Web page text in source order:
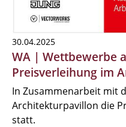
30.04.2025
WA | Wettbewerbe
Preisverleihung im
In Zusammenarbeit mit
Architekturpavillon die
statt.